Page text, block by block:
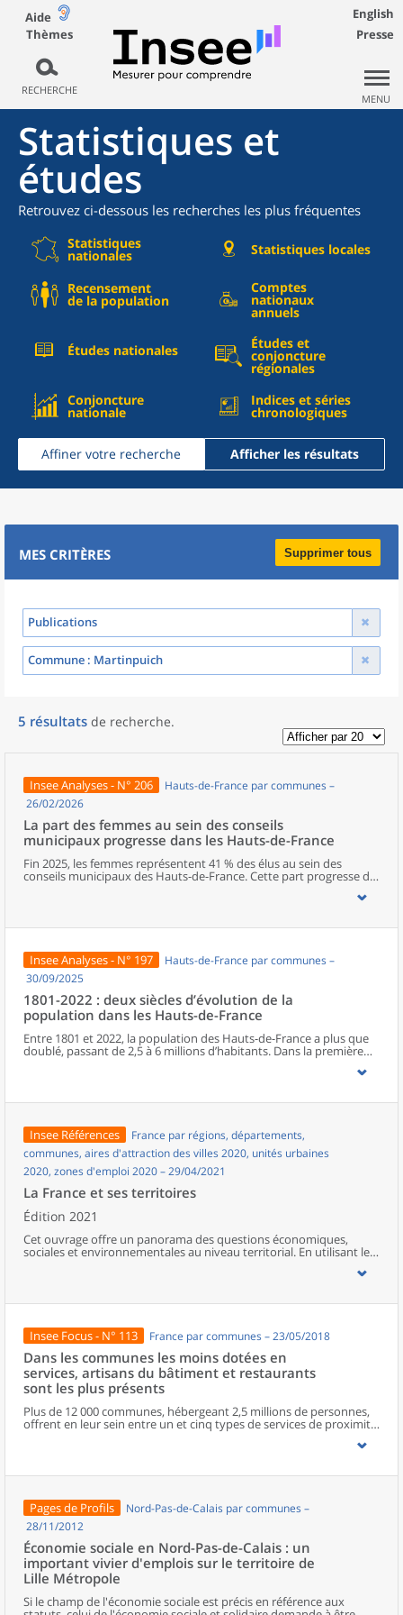
Aide
Thèmes
RECHERCHE
English
Presse
MENU
Statistiques et
études
Retrouvez ci-dessous les recherches les plus fréquentes
Statistiques
nationales Statistiques locales
Recensement
de la population
Comptes
nationaux
annuels
Études nationales Études et
conjoncture
régionales
Conjoncture
nationale
Indices et séries
chronologiques
Affiner votre recherche Afficher les résultats
MES CRITÈRES Supprimer tous
Publications
Commune : Martinpuich
5 résultats de recherche.
Insee Analyses - N° 206
Hauts-de-France par communes –
26/02/2026
La part des femmes au sein des conseils
municipaux progresse dans les Hauts-de-France
Fin 2025, les femmes représentent 41 % des élus au sein des
conseils municipaux des Hauts-de-France. Cette part progresse de
deux points entre les deux dernières élections municipales, mais
représentation féminine diminue cependant à mesure que les
sur cinq occupé par une femme. Les élues municipales de la région
sont plus jeunes que leurs homologues masculins. En parallèle de
leurs fonctions politiques, elles occupent davantage que ces
et moins souvent des emplois de cadre ou des professions
intellectuelles supérieures.
Insee Analyses - N° 197
Hauts-de-France par communes –
30/09/2025
1801-2022 : deux siècles d’évolution de la
population dans les Hauts-de-France
Entre 1801 et 2022, la population des Hauts-de-France a plus que
doublé, passant de 2,5 à 6 millions d’habitants. Dans la première
moitié du XIXe siècle, l’essor régional est surtout porté par le Nord.
accélérant l’exode rural, bouleverse le peuplement de la région.
pays entre dans une phase de ralentissement démographique. En
première ligne lors des deux conflits mondiaux, les Hauts-de-
France retrouvent leur poids démographique d’avant la Première
Guerre dès les années 1950, à la faveur du baby-boom et de la
reconstruction. Depuis les années 1970, la population subit un
ralentissement, du fait d’une baisse progressive de l’excédent
naturel.
Insee Références
France par régions, départements,
communes, aires d'attraction des villes 2020, unités urbaines
2020, zones d'emploi 2020 – 29/04/2021
La France et ses territoires
Édition 2021
Cet ouvrage offre un panorama des questions économiques,
sociales et environnementales au niveau territorial. En utilisant les
disparités géographiques en France, sur les forces et faiblesses des
population.
Insee Focus - N° 113 France par communes – 23/05/2018
Dans les communes les moins dotées en
services, artisans du bâtiment et restaurants
sont les plus présents
Plus de 12 000 communes, hébergeant 2,5 millions de personnes,
offrent en leur sein entre un et cinq types de services de proximité.
Dans ces communes, les artisans et les restaurants sont les plus
boulangeries ou les supérettes, n’apparaissent de façon
services de proximité. Quant aux services médicaux, ils sont situés
dans des communes bénéficiant d’un nombre d’équipements
encore plus large. Aux communes qui possèdent au moins un
service de proximité, s’ajoutent 1 888 communes qui n’en
possèdent aucun. Elles abritent 162 000 habitants.
Pages de Profils
Nord-Pas-de-Calais par communes –
28/11/2012
Économie sociale en Nord-Pas-de-Calais : un
important vivier d'emplois sur le territoire de
Lille Métropole
Si le champ de l'économie sociale est précis en référence aux